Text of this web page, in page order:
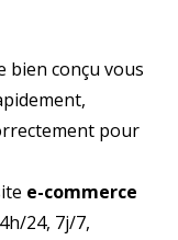
bien conçu vous
pour
e-commerce
24, 7j/7,